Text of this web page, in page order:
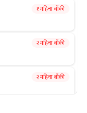
१ महिना बाँकी
२ महिना बाँकी
२ महिना बाँकी